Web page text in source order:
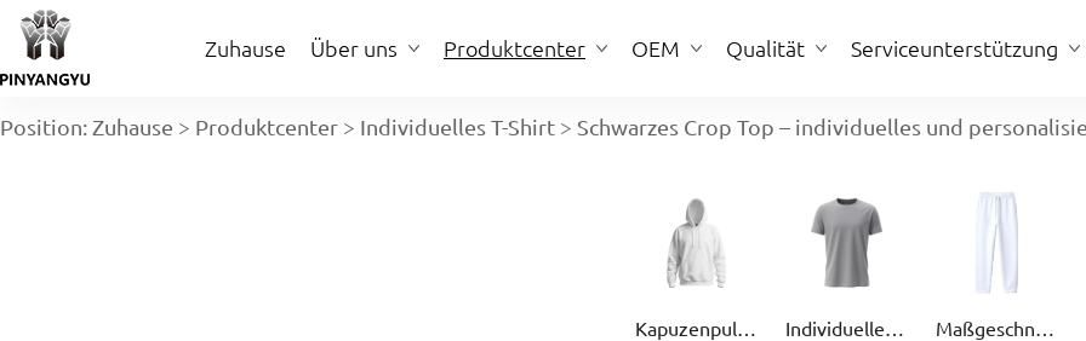
Zuhause Über uns Produktcenter OEM
OEM
Qualität Serviceunterstützung
Serviceunterstützung
Position: Zuhause > Produktcenter > Individuelles T-Shirt > Schwarzes Crop Top – individuelles und
Kapuzenpullover und Pullover Individuelles T-Shirt Maßgeschneiderte Jogginghose